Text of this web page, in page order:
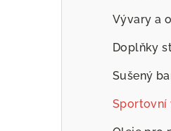
Vývary a
Doplňky
Sušený
Sportovní